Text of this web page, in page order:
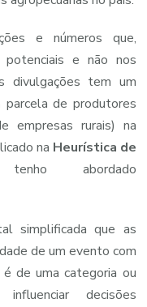
e números que,
potenciais e não nos
divulgações tem um
de produtores
empresas rurais) na
na Heurística de
abordado
simplificada que as
de um evento com
de uma categoria ou
decisões